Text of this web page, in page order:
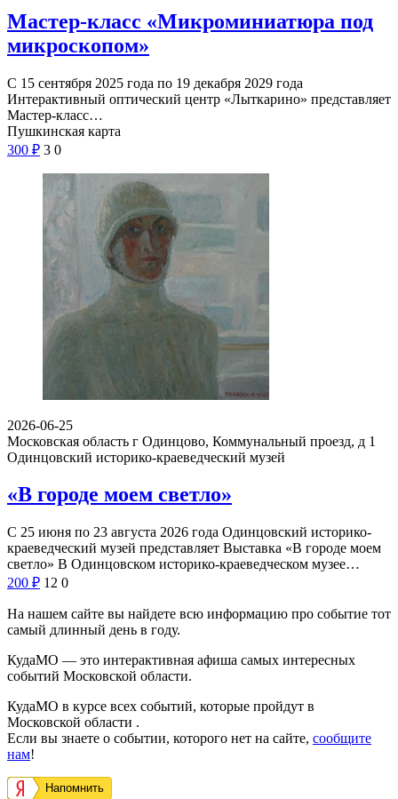
Мастер-класс «Микроминиатюра под
микроскопом»
С 15 сентября 2025 года по 19 декабря 2029 года
Интерактивный оптический центр «Лыткарино» представляет
Мастер-класс…
Пушкинская карта
300 ₽ 3 0
2026-06-25
Московская область г Одинцово, Коммунальный проезд, д 1
Одинцовский историко-краеведческий музей
«В городе моем светло»
С 25 июня по 23 августа 2026 года Одинцовский историко-
краеведческий музей представляет Выставка «В городе моем
светло» В Одинцовском историко-краеведческом музее…
200 ₽ 12 0
На нашем сайте вы найдете всю информацию про событие тот
самый длинный день в году.
КудаМО — это интерактивная афиша самых интересных
событий Московской области.
КудаМО в курсе всех событий, которые пройдут в
Московской области .
Если вы знаете о событии, которого нет на сайте, сообщите
нам!
Напомнить